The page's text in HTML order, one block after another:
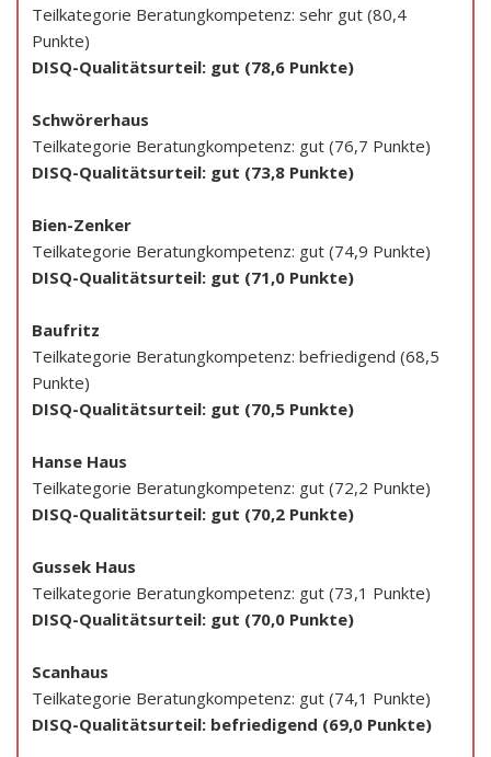
Teilkategorie Beratungkompetenz: sehr gut (80,4
Punkte)
DISQ-Qualitätsurteil: gut (78,6 Punkte)
Schwörerhaus
Teilkategorie Beratungkompetenz: gut (76,7 Punkte)
DISQ-Qualitätsurteil: gut (73,8 Punkte)
Bien-Zenker
Teilkategorie Beratungkompetenz: gut (74,9 Punkte)
DISQ-Qualitätsurteil: gut (71,0 Punkte)
Baufritz
Teilkategorie Beratungkompetenz: befriedigend (68,5
Punkte)
DISQ-Qualitätsurteil: gut (70,5 Punkte)
Hanse Haus
Teilkategorie Beratungkompetenz: gut (72,2 Punkte)
DISQ-Qualitätsurteil: gut (70,2 Punkte)
Gussek Haus
Teilkategorie Beratungkompetenz: gut (73,1 Punkte)
DISQ-Qualitätsurteil: gut (70,0 Punkte)
Scanhaus
Teilkategorie Beratungkompetenz: gut (74,1 Punkte)
DISQ-Qualitätsurteil: befriedigend (69,0 Punkte)